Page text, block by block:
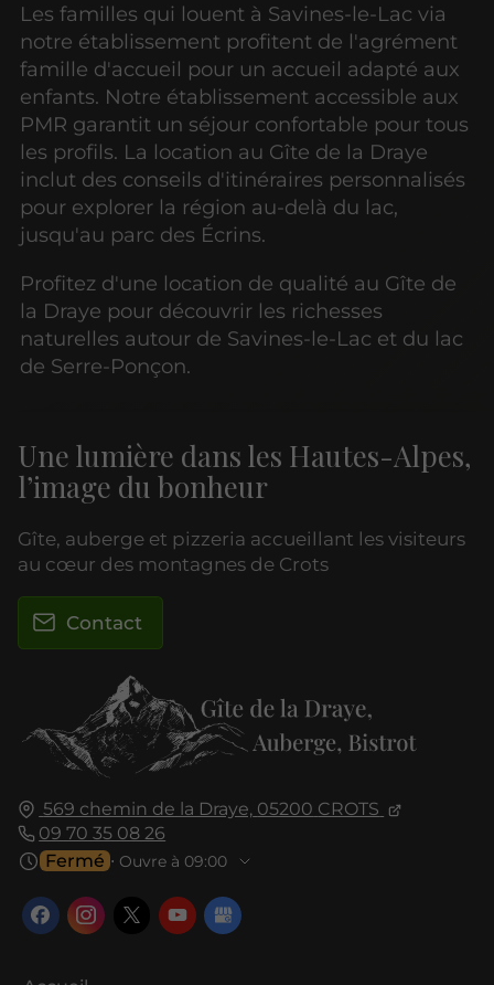
Les familles qui louent à Savines-le-Lac via
notre établissement profitent de l'agrément
famille d'accueil pour un accueil adapté aux
enfants. Notre établissement accessible aux
PMR garantit un séjour confortable pour tous
les profils. La location au Gîte de la Draye
inclut des conseils d'itinéraires personnalisés
pour explorer la région au-delà du lac,
jusqu'au parc des Écrins.
Profitez d'une location de qualité au Gîte de
la Draye pour découvrir les richesses
naturelles autour de Savines-le-Lac et du lac
de Serre-Ponçon.
569 chemin de la Draye, 05200 CROTS
09 70 35 08 26
Fermé ⋅ Ouvre à 09:00
Une lumière dans les Hautes-Alpes,
l’image du bonheur
Gîte, auberge et pizzeria accueillant les visiteurs
au cœur des montagnes de Crots
Contact